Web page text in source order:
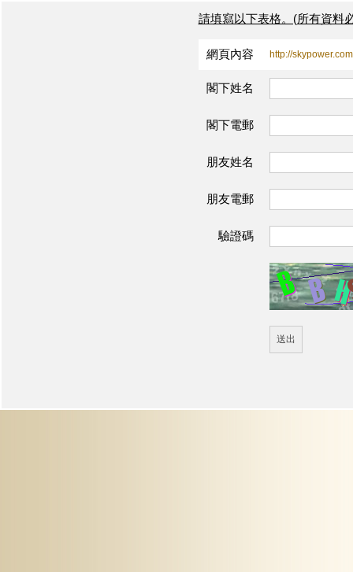
請填寫以下表格。(所有資料
網頁內容 http://
閣下姓名
閣下電郵
朋友姓名
朋友電郵
驗證碼